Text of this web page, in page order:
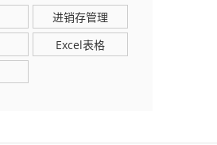
进销存管理
Excel表格